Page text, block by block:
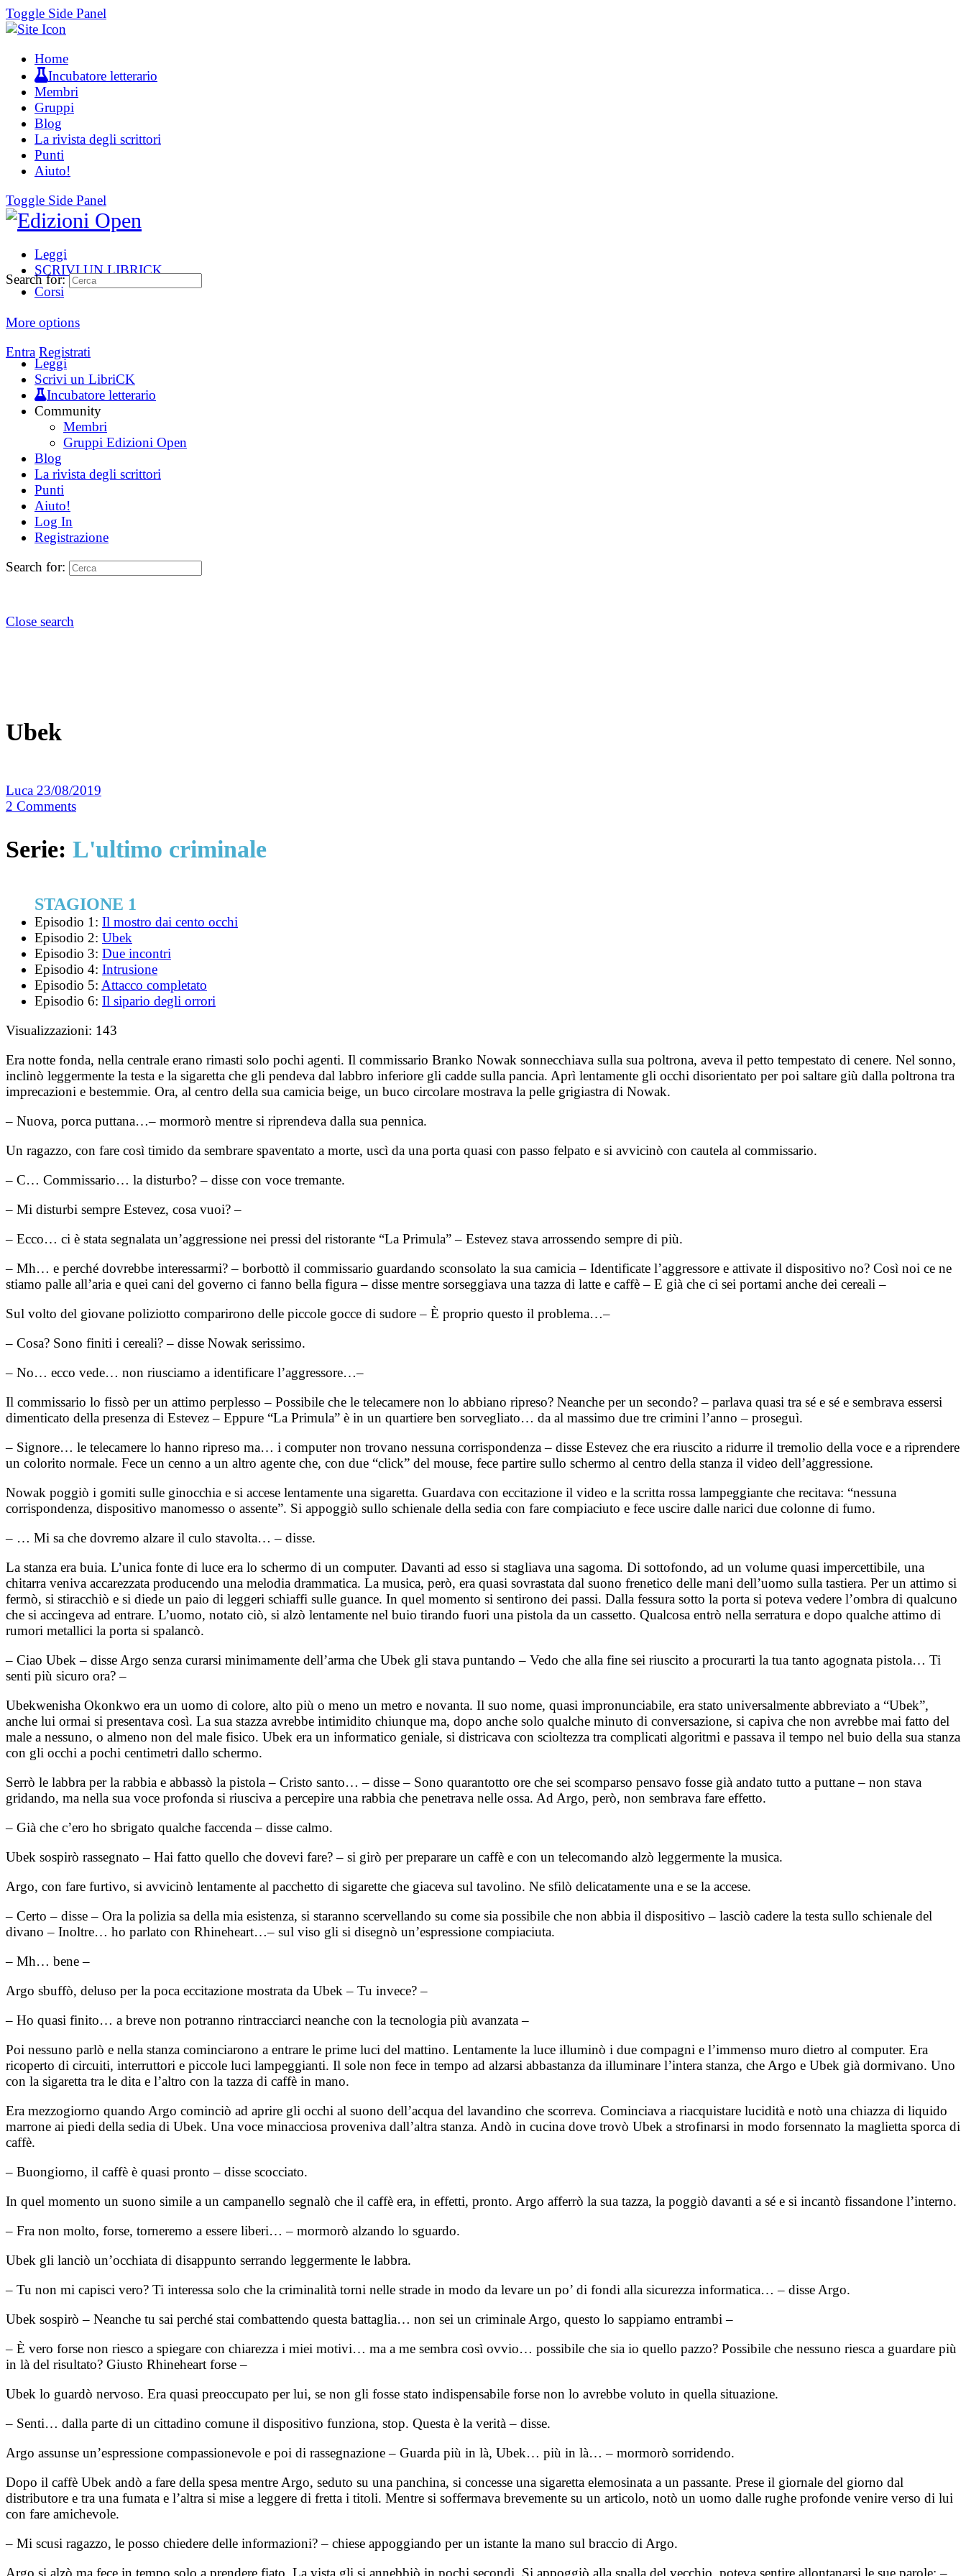
Toggle Side Panel
Home
Incubatore letterario
Membri
Gruppi
Blog
La rivista degli scrittori
Punti
Aiuto!
Toggle Side Panel
Leggi
SCRIVI UN LIBRICK
Corsi
More options
Entra Registrati
Search for:
Leggi
Scrivi un LibriCK
Incubatore letterario
Community
Membri
Gruppi Edizioni Open
Blog
La rivista degli scrittori
Punti
Aiuto!
Log In
Registrazione
Search for:
Close search
Ubek
Luca 23/08/2019
2 Comments
Serie: L'ultimo criminale
STAGIONE 1
Episodio 1: Il mostro dai cento occhi
Episodio 2: Ubek
Episodio 3: Due incontri
Episodio 4: Intrusione
Episodio 5: Attacco completato
Episodio 6: Il sipario degli orrori
Visualizzazioni: 143
Era notte fonda, nella centrale erano rimasti solo pochi agenti. Il commissario Branko Nowak sonnecchiava sulla sua poltrona, aveva il petto tempestato di cenere. Nel sonno,
inclinò leggermente la testa e la sigaretta che gli pendeva dal labbro inferiore gli cadde sulla pancia. Aprì lentamente gli occhi disorientato per poi saltare giù dalla poltrona tra
imprecazioni e bestemmie. Ora, al centro della sua camicia beige, un buco circolare mostrava la pelle grigiastra di Nowak.
– Nuova, porca puttana…– mormorò mentre si riprendeva dalla sua pennica.
Un ragazzo, con fare così timido da sembrare spaventato a morte, uscì da una porta quasi con passo felpato e si avvicinò con cautela al commissario.
– C… Commissario… la disturbo? – disse con voce tremante.
– Mi disturbi sempre Estevez, cosa vuoi? –
– Ecco… ci è stata segnalata un’aggressione nei pressi del ristorante “La Primula” – Estevez stava arrossendo sempre di più.
– Mh… e perché dovrebbe interessarmi? – borbottò il commissario guardando sconsolato la sua camicia – Identificate l’aggressore e attivate il dispositivo no? Così noi ce ne
stiamo palle all’aria e quei cani del governo ci fanno bella figura – disse mentre sorseggiava una tazza di latte e caffè – E già che ci sei portami anche dei cereali –
Sul volto del giovane poliziotto comparirono delle piccole gocce di sudore – È proprio questo il problema…–
– Cosa? Sono finiti i cereali? – disse Nowak serissimo.
– No… ecco vede… non riusciamo a identificare l’aggressore…–
Il commissario lo fissò per un attimo perplesso – Possibile che le telecamere non lo abbiano ripreso? Neanche per un secondo? – parlava quasi tra sé e sé e sembrava essersi
dimenticato della presenza di Estevez – Eppure “La Primula” è in un quartiere ben sorvegliato… da al massimo due tre crimini l’anno – proseguì.
– Signore… le telecamere lo hanno ripreso ma… i computer non trovano nessuna corrispondenza – disse Estevez che era riuscito a ridurre il tremolio della voce e a riprendere
un colorito normale. Fece un cenno a un altro agente che, con due “click” del mouse, fece partire sullo schermo al centro della stanza il video dell’aggressione.
Nowak poggiò i gomiti sulle ginocchia e si accese lentamente una sigaretta. Guardava con eccitazione il video e la scritta rossa lampeggiante che recitava: “nessuna
corrispondenza, dispositivo manomesso o assente”. Si appoggiò sullo schienale della sedia con fare compiaciuto e fece uscire dalle narici due colonne di fumo.
– … Mi sa che dovremo alzare il culo stavolta… – disse.
La stanza era buia. L’unica fonte di luce era lo schermo di un computer. Davanti ad esso si stagliava una sagoma. Di sottofondo, ad un volume quasi impercettibile, una
chitarra veniva accarezzata producendo una melodia drammatica. La musica, però, era quasi sovrastata dal suono frenetico delle mani dell’uomo sulla tastiera. Per un attimo si
fermò, si stiracchiò e si diede un paio di leggeri schiaffi sulle guance. In quel momento si sentirono dei passi. Dalla fessura sotto la porta si poteva vedere l’ombra di qualcuno
che si accingeva ad entrare. L’uomo, notato ciò, si alzò lentamente nel buio tirando fuori una pistola da un cassetto. Qualcosa entrò nella serratura e dopo qualche attimo di
rumori metallici la porta si spalancò.
– Ciao Ubek – disse Argo senza curarsi minimamente dell’arma che Ubek gli stava puntando – Vedo che alla fine sei riuscito a procurarti la tua tanto agognata pistola… Ti
senti più sicuro ora? –
Ubekwenisha Okonkwo era un uomo di colore, alto più o meno un metro e novanta. Il suo nome, quasi impronunciabile, era stato universalmente abbreviato a “Ubek”,
anche lui ormai si presentava così. La sua stazza avrebbe intimidito chiunque ma, dopo anche solo qualche minuto di conversazione, si capiva che non avrebbe mai fatto del
male a nessuno, o almeno non del male fisico. Ubek era un informatico geniale, si districava con scioltezza tra complicati algoritmi e passava il tempo nel buio della sua stanza
con gli occhi a pochi centimetri dallo schermo.
Serrò le labbra per la rabbia e abbassò la pistola – Cristo santo… – disse – Sono quarantotto ore che sei scomparso pensavo fosse già andato tutto a puttane – non stava
gridando, ma nella sua voce profonda si riusciva a percepire una rabbia che penetrava nelle ossa. Ad Argo, però, non sembrava fare effetto.
– Già che c’ero ho sbrigato qualche faccenda – disse calmo.
Ubek sospirò rassegnato – Hai fatto quello che dovevi fare? – si girò per preparare un caffè e con un telecomando alzò leggermente la musica.
Argo, con fare furtivo, si avvicinò lentamente al pacchetto di sigarette che giaceva sul tavolino. Ne sfilò delicatamente una e se la accese.
– Certo – disse – Ora la polizia sa della mia esistenza, si staranno scervellando su come sia possibile che non abbia il dispositivo – lasciò cadere la testa sullo schienale del
divano – Inoltre… ho parlato con Rhineheart…– sul viso gli si disegnò un’espressione compiaciuta.
– Mh… bene –
Argo sbuffò, deluso per la poca eccitazione mostrata da Ubek – Tu invece? –
– Ho quasi finito… a breve non potranno rintracciarci neanche con la tecnologia più avanzata –
Poi nessuno parlò e nella stanza cominciarono a entrare le prime luci del mattino. Lentamente la luce illuminò i due compagni e l’immenso muro dietro al computer. Era
ricoperto di circuiti, interruttori e piccole luci lampeggianti. Il sole non fece in tempo ad alzarsi abbastanza da illuminare l’intera stanza, che Argo e Ubek già dormivano. Uno
con la sigaretta tra le dita e l’altro con la tazza di caffè in mano.
Era mezzogiorno quando Argo cominciò ad aprire gli occhi al suono dell’acqua del lavandino che scorreva. Cominciava a riacquistare lucidità e notò una chiazza di liquido
marrone ai piedi della sedia di Ubek. Una voce minacciosa proveniva dall’altra stanza. Andò in cucina dove trovò Ubek a strofinarsi in modo forsennato la maglietta sporca di
caffè.
– Buongiorno, il caffè è quasi pronto – disse scocciato.
In quel momento un suono simile a un campanello segnalò che il caffè era, in effetti, pronto. Argo afferrò la sua tazza, la poggiò davanti a sé e si incantò fissandone l’interno.
– Fra non molto, forse, torneremo a essere liberi… – mormorò alzando lo sguardo.
Ubek gli lanciò un’occhiata di disappunto serrando leggermente le labbra.
– Tu non mi capisci vero? Ti interessa solo che la criminalità torni nelle strade in modo da levare un po’ di fondi alla sicurezza informatica… – disse Argo.
Ubek sospirò – Neanche tu sai perché stai combattendo questa battaglia… non sei un criminale Argo, questo lo sappiamo entrambi –
– È vero forse non riesco a spiegare con chiarezza i miei motivi… ma a me sembra così ovvio… possibile che sia io quello pazzo? Possibile che nessuno riesca a guardare più
in là del risultato? Giusto Rhineheart forse –
Ubek lo guardò nervoso. Era quasi preoccupato per lui, se non gli fosse stato indispensabile forse non lo avrebbe voluto in quella situazione.
– Senti… dalla parte di un cittadino comune il dispositivo funziona, stop. Questa è la verità – disse.
Argo assunse un’espressione compassionevole e poi di rassegnazione – Guarda più in là, Ubek… più in là… – mormorò sorridendo.
Dopo il caffè Ubek andò a fare della spesa mentre Argo, seduto su una panchina, si concesse una sigaretta elemosinata a un passante. Prese il giornale del giorno dal
distributore e tra una fumata e l’altra si mise a leggere di fretta i titoli. Mentre si soffermava brevemente su un articolo, notò un uomo dalle rughe profonde venire verso di lui
con fare amichevole.
– Mi scusi ragazzo, le posso chiedere delle informazioni? – chiese appoggiando per un istante la mano sul braccio di Argo.
Argo si alzò ma fece in tempo solo a prendere fiato. La vista gli si annebbiò in pochi secondi. Si appoggiò alla spalla del vecchio, poteva sentire allontanarsi le sue parole: –